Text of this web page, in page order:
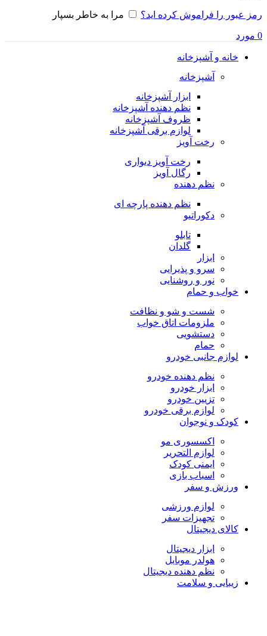
رمز عبور را فراموش کرده اید؟ مرا به خاطر بسپار
0 مورد
خانه و آشپزخانه
آشپزخانه
ابزار آشپزخانه
نظم دهنده آشپزخانه
ظروف آشپزخانه
لوازم برقی آشپزخانه
رخت آویز
رخت آویز دیواری
رگال آویز
نظم دهنده
نظم دهنده پارچه ای
دکوراتیو
تابلو
گلدان
ابزار
سرو و پذیرایی
نور و روشنایی
خواب و حمام
شست و شو و نظافت
ملزومات اتاق خواب
دستشویی
حمام
لوازم جانبی خودرو
نظم دهنده خودرو
ابزار خودرو
تزیین خودرو
لوازم برقی خودرو
کودک و نوجوان
اکسسوری مو
لوازم التحریر
ایمنی کودک
اسباب بازی
ورزش و سفر
لوازم ورزشی
تجهیزات سفر
کالای دیجیتال
ابزار دیجیتال
هولدر موبایل
نظم دهنده دیجیتال
زیبایی و سلامت